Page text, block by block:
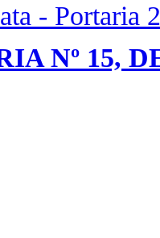
- Portaria
Nº 15,